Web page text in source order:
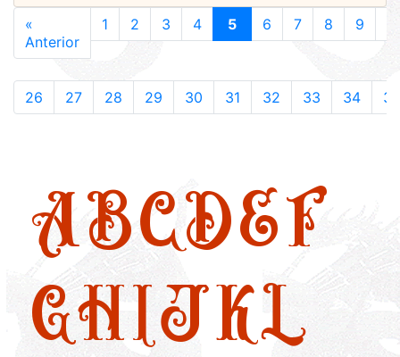
«
Anterior
1 2 3 4 5 6 7 8 9
26 27 28 29 30 31 32 33 34 35
ABCDEF
GHIJKL